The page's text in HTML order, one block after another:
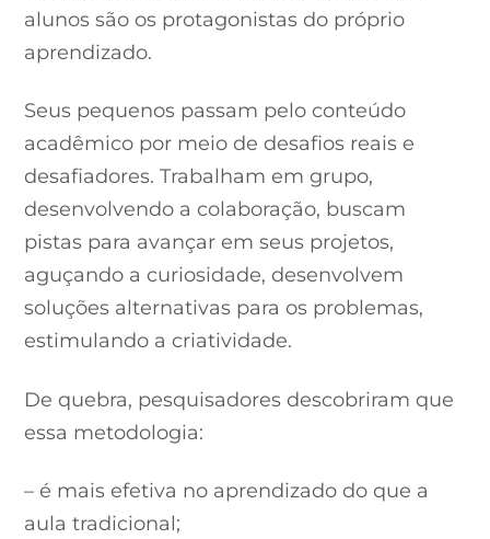
alunos são os protagonistas do próprio
aprendizado.
Seus pequenos passam pelo conteúdo
acadêmico por meio de desafios reais e
desafiadores. Trabalham em grupo,
desenvolvendo a colaboração, buscam
pistas para avançar em seus projetos,
aguçando a curiosidade, desenvolvem
soluções alternativas para os problemas,
estimulando a criatividade.
De quebra, pesquisadores descobriram que
essa metodologia:
– é mais efetiva no aprendizado do que a
aula tradicional;